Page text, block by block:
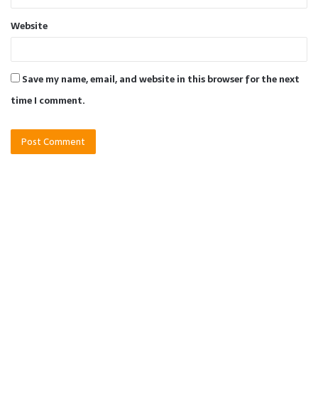
Website
Save my name, email, and website in this browser for the next
time I comment.